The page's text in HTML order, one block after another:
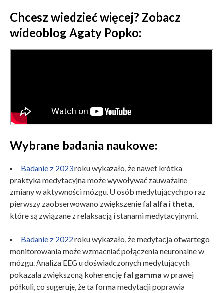
Chcesz wiedzieć więcej? Zobacz
wideoblog Agaty Popko:
Wybrane badania naukowe:
Badanie z 2023roku wykazało, że nawet krótka
praktyka medytacyjna może wywoływać zauważalne
zmiany w aktywności mózgu. U osób medytujących po raz
pierwszy zaobserwowano zwiększenie fal alfa i theta,
które są związane z relaksacją i stanami medytacyjnymi.
Badanie z 2022 roku wykazało, że medytacja otwartego
monitorowania może wzmacniać połączenia neuronalne w
mózgu. Analiza EEG u doświadczonych medytujących
pokazała zwiększoną koherencję fal gamma w prawej
półkuli, co sugeruje, że ta forma medytacji poprawia